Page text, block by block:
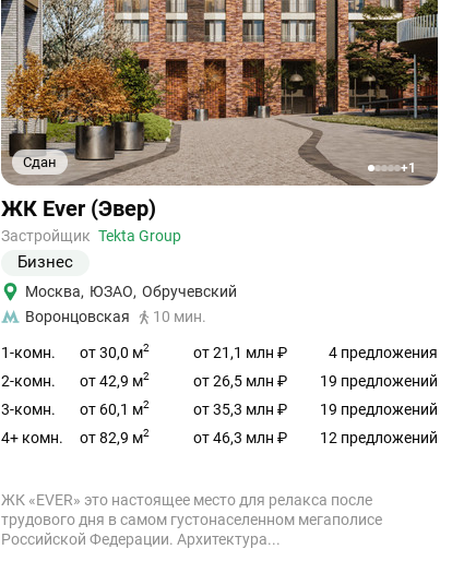
Сдан
12345+1
Ссылка
на
объект
ЖК Ever (Эвер)
Застройщик Tekta Group
Бизнес
Москва, ЮЗАО, Обручевский
Воронцовская
10 мин.
1-комн. от 30,0 м2 от 21,1 млн ₽
4 предложения
2-комн.
от 42,9 м2 от 26,5 млн ₽
19 предложений
3-комн.
от 60,1 м2 от 35,3 млн ₽
19 предложений
4+ комн.
от 82,9 м2 от 46,3 млн ₽ 12 предложений
ЖК «EVER» это настоящее место для релакса после
трудового дня в самом густонаселенном мегаполисе
Российской Федерации. Архитектура...